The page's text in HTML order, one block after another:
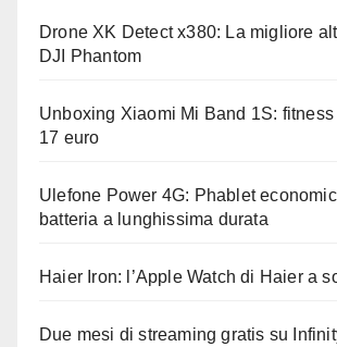
Drone XK Detect x380: La migliore
DJI Phantom
Unboxing Xiaomi Mi Band 1S:
17 euro
Ulefone Power 4G: Phablet
batteria a lunghissima durata
Haier Iron: l’Apple Watch di Haier a
Due mesi di streaming gratis su